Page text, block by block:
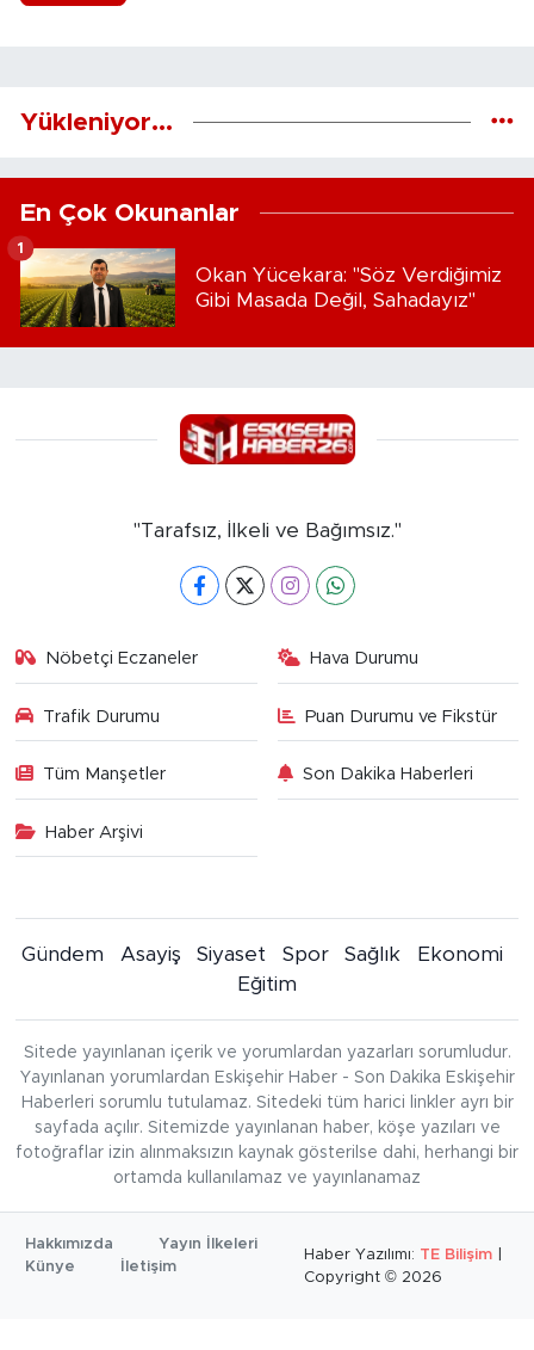
Yükleniyor...
En Çok Okunanlar
Okan Yücekara: "Söz Verdiğimiz
Gibi Masada Değil, Sahadayız"
1
"Tarafsız, İlkeli ve Bağımsız."
Nöbetçi Eczaneler Hava Durumu
Trafik Durumu Puan Durumu ve Fikstür
Tüm Manşetler Son Dakika Haberleri
Haber Arşivi
Gündem Asayiş Siyaset Spor Sağlık
Ekonomi
Eğitim
Sitede yayınlanan içerik ve yorumlardan yazarları sorumludur.
Yayınlanan yorumlardan Eskişehir Haber - Son Dakika Eskişehir
Haberleri sorumlu tutulamaz. Sitedeki tüm harici linkler ayrı bir
sayfada açılır. Sitemizde yayınlanan haber, köşe yazıları ve
fotoğraflar izin alınmaksızın kaynak gösterilse dahi, herhangi bir
ortamda kullanılamaz ve yayınlanamaz
Hakkımızda
Yayın İlkeleri
Künye
İletişim
Haber Yazılımı: TE Bilişim
Copyright © 2026